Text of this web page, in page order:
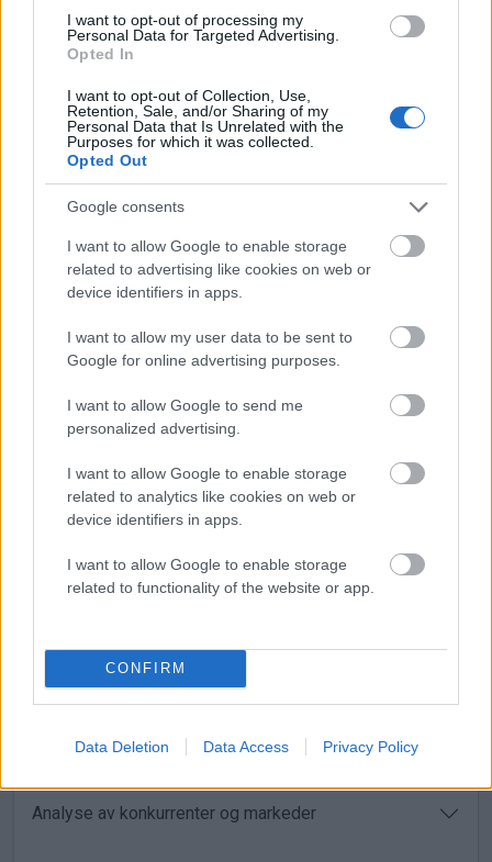
I want to opt-out of processing my
Personal Data for Targeted Advertising.
Opted In
I want to opt-out of Collection, Use,
Retention, Sale, and/or Sharing of my
Personal Data that Is Unrelated with the
Purposes for which it was collected.
Opted Out
Google consents
I want to allow Google to enable storage
related to advertising like cookies on web or
device identifiers in apps.
I want to allow my user data to be sent to
Google for online advertising purposes.
I want to allow Google to send me
personalized advertising.
I want to allow Google to enable storage
related to analytics like cookies on web or
device identifiers in apps.
I want to allow Google to enable storage
related to functionality of the website or app.
CONFIRM
Data Deletion Data Access Privacy Policy
Kredittsjekk av selskaper
Betalingsanmerkninger og panteheftelser
AI-baserte analyser og risikovurderinger
Leadsgenerering med bedriftsdata
Oppdatert regnskapsinformasjon og nøkkeltall
Analyse av konkurrenter og markeder